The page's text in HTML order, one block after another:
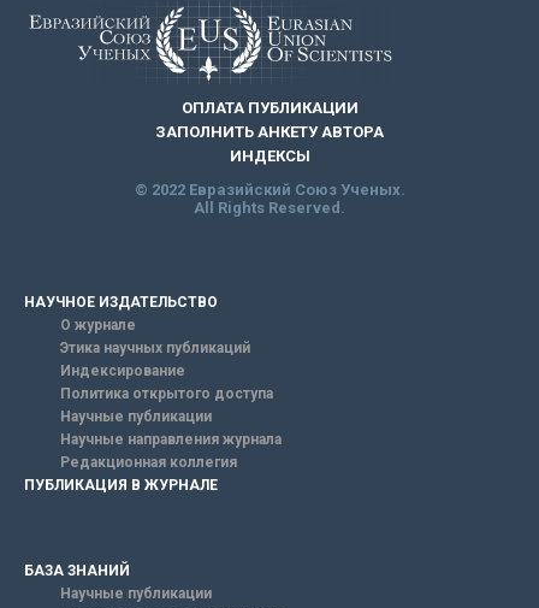
ОПЛАТА ПУБЛИКАЦИИ
ЗАПОЛНИТЬ АНКЕТУ АВТОРА
ИНДЕКСЫ
© 2022 Евразийский Союз Ученых.
All Rights Reserved.
НАУЧНОЕ ИЗДАТЕЛЬСТВО
О журнале
Этика научных публикаций
Индексирование
Политика открытого доступа
Научные публикации
Научные направления журнала
Редакционная коллегия
ПУБЛИКАЦИЯ В ЖУРНАЛЕ
БАЗА ЗНАНИЙ
Научные публикации